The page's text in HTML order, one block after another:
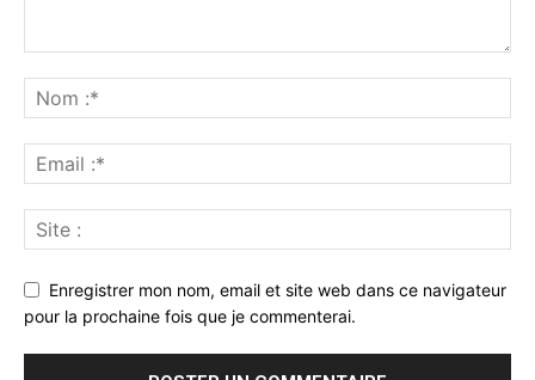
Enregistrer mon nom, email et site web dans ce navigateur
pour la prochaine fois que je commenterai.